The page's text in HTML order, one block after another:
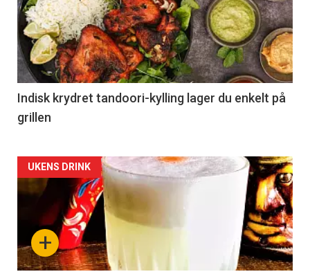
Indisk krydret tandoori-kylling lager du enkelt på
grillen
Forsiden
akkurat
nå
-
+
UKENS DRINK